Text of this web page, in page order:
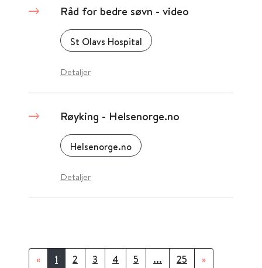
Råd for bedre søvn - video
St Olavs Hospital
Detaljer
Røyking - Helsenorge.no
Helsenorge.no
Detaljer
« 1 2 3 4 5 ... 25 »